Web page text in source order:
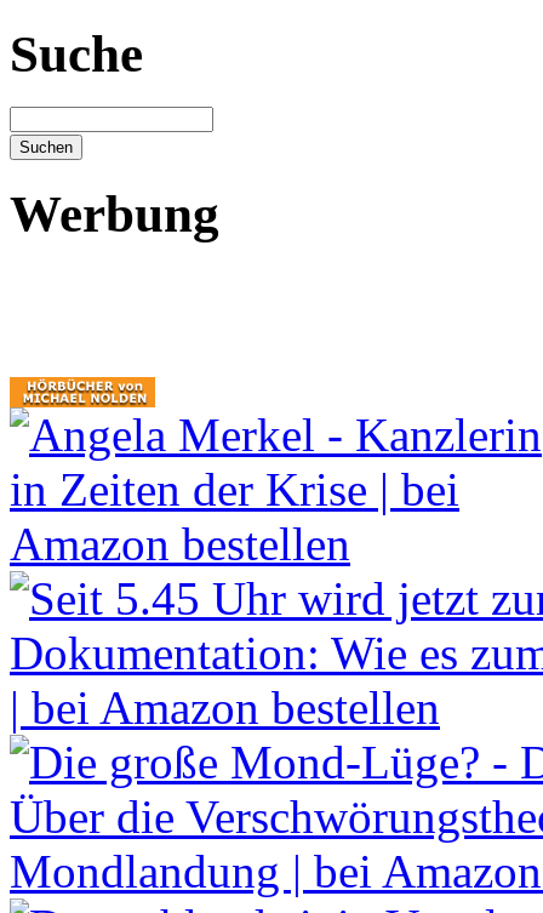
Suche
Werbung